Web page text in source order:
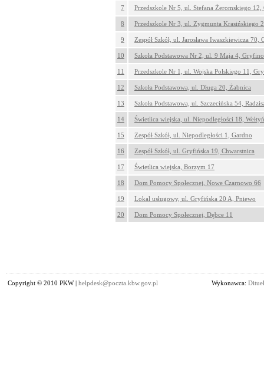
7 Przedszkole Nr 5, ul. Stefana Żeromskiego
8 Przedszkole Nr 3, ul. Zygmunta Krasińskiego
9 Zespół Szkół, ul. Jarosława Iwaszkiewicza 70,
10 Szkoła Podstawowa Nr 2, ul. 9 Maja 4, Gryfino
11 Przedszkole Nr 1, ul. Wojska Polskiego 11,
12 Szkoła Podstawowa, ul. Długa 20, Żabnica
13 Szkoła Podstawowa, ul. Szczecińska 54,
14 Świetlica wiejska, ul. Niepodległości 18, Wełtyń
15 Zespół Szkół, ul. Niepodległości 1, Gardno
16 Zespół Szkół, ul. Gryfińska 19, Chwarstnica
17 Świetlica wiejska, Borzym 17
18 Dom Pomocy Społecznej, Nowe Czarnowo 66
19 Lokal usługowy, ul. Gryfińska 20 A, Pniewo
20 Dom Pomocy Społecznej, Dębce 11
Copyright © 2010 PKW | helpdesk@poczta.kbw.gov.pl Wykonawca: